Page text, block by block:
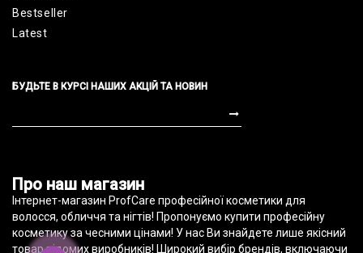
Bestseller
Latest
БУДЬТЕ В КУРСІ НАШИХ АКЦІЙ ТА НОВИН
Про наш магазин
Інтернет-магазин ProfCare професійної косметики для
волосся, обличчя та нігтів! Пропонуємо купити професійну
косметику за чесними цінами! У нас Ви знайдете лише якісний
товар відомих виробників! Широкий вибір брендів, включаючи